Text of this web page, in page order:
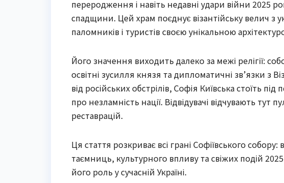
переродження і навіть недавні удари війни 2025
спадщини. Цей храм поєднує візантійську велич
паломників і туристів своєю унікальною
Його значення виходить далеко за межі релігії:
освітні зусилля князя та дипломатичні зв’язки з
від російських обстрілів, Софія Київська стоїть
про незламність нації. Відвідувачі відчувають тут
реставрацій.
Ця стаття розкриває всі грані Софіївського
таємниць, культурного впливу та свіжих подій
його роль у сучасній Україні.